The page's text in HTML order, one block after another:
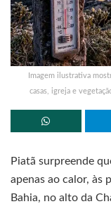
Imagem ilustrativa
casas, igreja e
Piatã surpreende
apenas ao calor, às
Bahia, no alto da